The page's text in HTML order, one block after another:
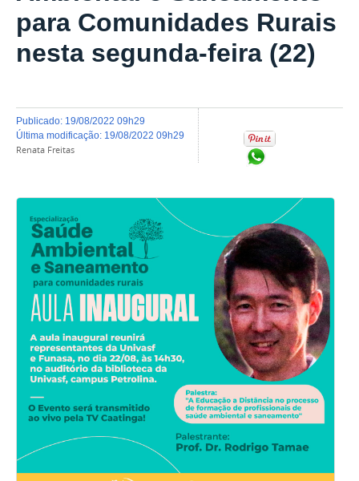
para Comunidades Rurais
nesta segunda-feira (22)
publicado: 19/08/2022 09h29
última modificação: 19/08/2022 09h29
Renata Freitas